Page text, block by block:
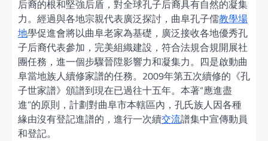
后裔的根和堅強后盾，對全球孔子后裔具有自然的凝集
力。經過與各地宗親代表廣泛探討，曲阜孔子儒教學場
地學促進會將以曲阜老家為基礎，廣泛接收各地優秀孔
子后裔代表參加，完美組織建設，符合法規合規開展社
團任務，進一個步驟晉陞影響力和凝集力。四是啟動曲
阜當地族人續修家譜的任務。2009年第五次續修的《孔
子世家譜》頒譜到現在已過往十五年。本著“應進盡
進”的原則，計劃對曲阜市本轄區內，孔氏族人因各種
緣由沒有登記進譜的，進行一次續交流譜集中宣傳動員
和登記。